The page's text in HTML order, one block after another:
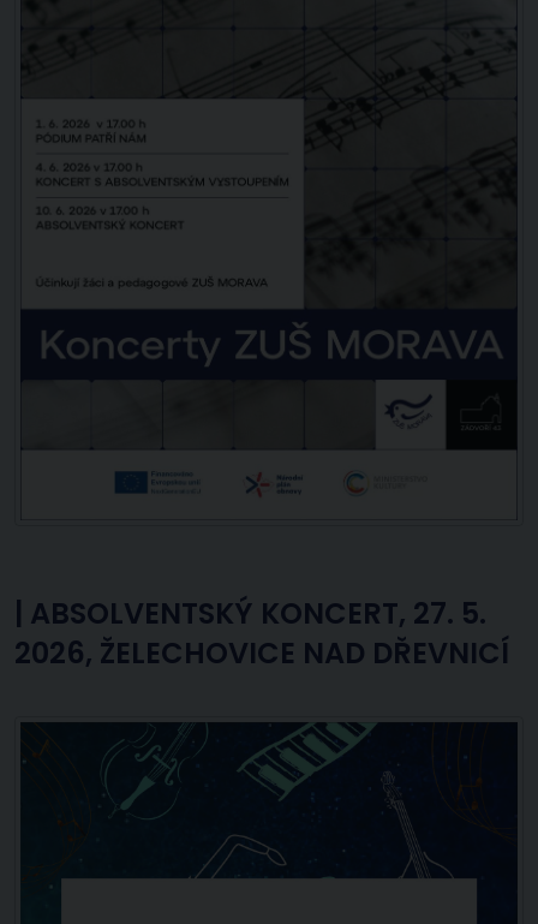
ABSOLVENTSKÝ KONCERT, 27. 5.
2026, ŽELECHOVICE NAD DŘEVNICÍ